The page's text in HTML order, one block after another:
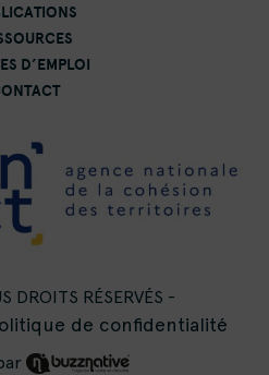
D’EMPLOI
DROITS RÉSERVÉS -
de confidentialité